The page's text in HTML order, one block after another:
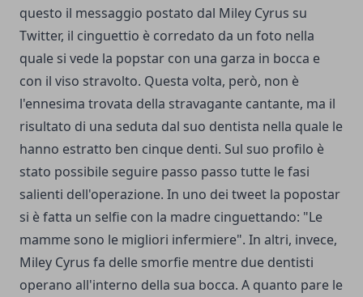
questo il messaggio postato dal Miley Cyrus su
Twitter, il cinguettio è corredato da un foto nella
quale si vede la popstar con una garza in bocca e
con il viso stravolto. Questa volta, però, non è
l'ennesima trovata della stravagante cantante, ma il
risultato di una seduta dal suo dentista nella quale le
hanno estratto ben cinque denti. Sul suo profilo è
stato possibile seguire passo passo tutte le fasi
salienti dell'operazione. In uno dei tweet la popostar
si è fatta un selfie con la madre cinguettando: "Le
mamme sono le migliori infermiere". In altri, invece,
Miley Cyrus fa delle smorfie mentre due dentisti
operano all'interno della sua bocca. A quanto pare le